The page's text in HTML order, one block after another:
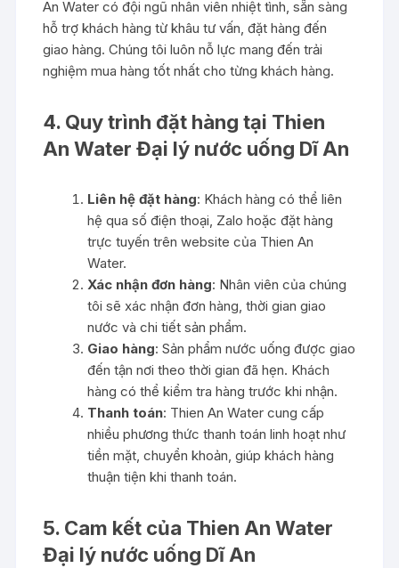
An Water có đội ngũ nhân viên nhiệt tình, sẵn sàng
hỗ trợ khách hàng từ khâu tư vấn, đặt hàng đến
giao hàng. Chúng tôi luôn nỗ lực mang đến trải
nghiệm mua hàng tốt nhất cho từng khách hàng.
4. Quy trình đặt hàng tại Thien
An Water Đại lý nước uống Dĩ An
Liên hệ đặt hàng: Khách hàng có thể liên
hệ qua số điện thoại, Zalo hoặc đặt hàng
trực tuyến trên website của Thien An
Water.
Xác nhận đơn hàng: Nhân viên của chúng
tôi sẽ xác nhận đơn hàng, thời gian giao
nước và chi tiết sản phẩm.
Giao hàng: Sản phẩm nước uống được giao
đến tận nơi theo thời gian đã hẹn. Khách
hàng có thể kiểm tra hàng trước khi nhận.
Thanh toán: Thien An Water cung cấp
nhiều phương thức thanh toán linh hoạt như
tiền mặt, chuyển khoản, giúp khách hàng
thuận tiện khi thanh toán.
5. Cam kết của Thien An Water
Đại lý nước uống Dĩ An